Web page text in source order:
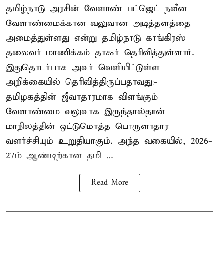
தமிழ்நாடு அரசின் வேளாண் பட்ஜெட் நவீன
வேளாண்மைக்கான வலுவான அடித்தளத்தை
அமைத்துள்ளது என்று தமிழ்நாடு காங்கிரஸ்
தலைவர் மாணிக்கம் தாகூர் தெரிவித்துள்ளார்.
இதுதொடர்பாக அவர் வெளியிட்டுள்ள
அறிக்கையில் தெரிவித்திருப்பதாவது:-
தமிழகத்தின் ஜீவாதாரமாக விளங்கும்
வேளாண்மை வலுவாக இருந்தால்தான்
மாநிலத்தின் ஒட்டுமொத்த பொருளாதார
வளர்ச்சியும் உறுதியாகும். அந்த வகையில், 2026-
27ம் ஆண்டிற்கான தமி ...
Read More